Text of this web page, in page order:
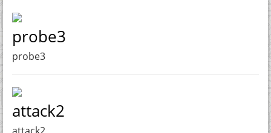
probe3
probe3
attack2